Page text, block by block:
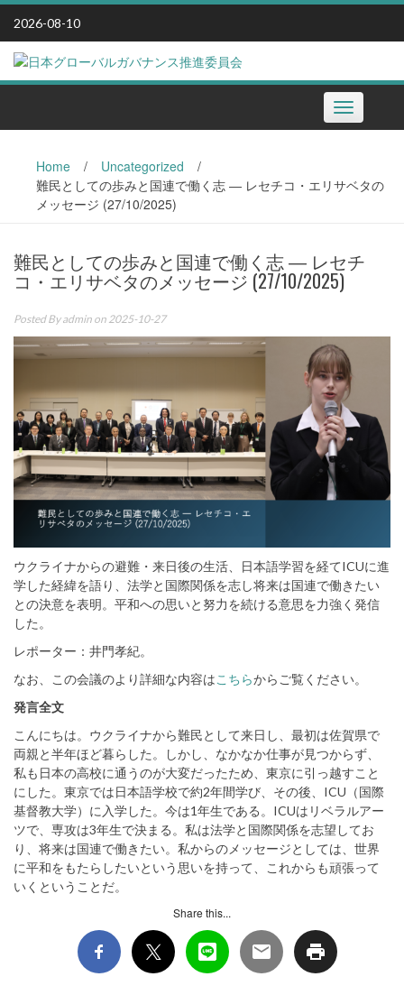
Skip
content
2026-08-10
Toggle
navigation
Home / Uncategorized
/
難民としての歩みと国連で働く志 ― レセチコ・エリサベタの
メッセージ (27/10/2025)
難民としての歩みと国連で働く志 ― レセチ
コ・エリサベタのメッセージ (27/10/2025)
Posted Byadmin on 2025-10-27
ウクライナからの避難・来日後の生活、日本語学習を経てICUに進
学した経緯を語り、法学と国際関係を志し将来は国連で働きたい
との決意を表明。平和への思いと努力を続ける意思を力強く発信
した。
レポーター：井門孝紀。
なお、この会議のより詳細な内容はこちらからご覧ください。
発言全文
こんにちは。ウクライナから難民として来日し、最初は佐賀県で
両親と半年ほど暮らした。しかし、なかなか仕事が見つからず、
私も日本の高校に通うのが大変だったため、東京に引っ越すこと
にした。東京では日本語学校で約2年間学び、その後、ICU（国際
基督教大学）に入学した。今は1年生である。ICUはリベラルアー
ツで、専攻は3年生で決まる。私は法学と国際関係を志望してお
り、将来は国連で働きたい。私からのメッセージとしては、世界
に平和をもたらしたいという思いを持って、これからも頑張って
いくということだ。
Share this...